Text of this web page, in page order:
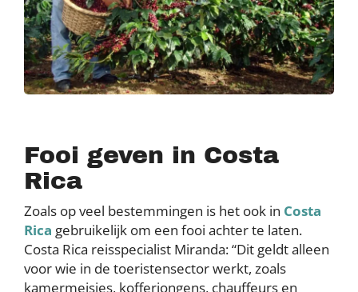
Fooi geven in Costa
Rica
Zoals op veel bestemmingen is het ook in Costa
Rica gebruikelijk om een fooi achter te laten.
Costa Rica reisspecialist Miranda: “Dit geldt alleen
voor wie in de toeristensector werkt, zoals
kamermeisjes, kofferjongens, chauffeurs en